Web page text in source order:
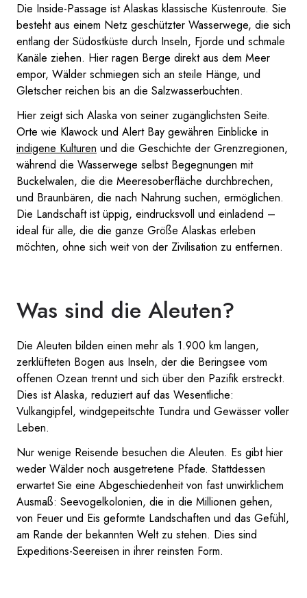
Die Inside-Passage ist Alaskas klassische Küstenroute. Sie
besteht aus einem Netz geschützter Wasserwege, die sich
entlang der Südostküste durch Inseln, Fjorde und schmale
Kanäle ziehen. Hier ragen Berge direkt aus dem Meer
empor, Wälder schmiegen sich an steile Hänge, und
Gletscher reichen bis an die Salzwasserbuchten.
Hier zeigt sich Alaska von seiner zugänglichsten Seite.
Orte wie Klawock und Alert Bay gewähren Einblicke in
indigene Kulturen und die Geschichte der Grenzregionen,
während die Wasserwege selbst Begegnungen mit
Buckelwalen, die die Meeresoberfläche durchbrechen,
und Braunbären, die nach Nahrung suchen, ermöglichen.
Die Landschaft ist üppig, eindrucksvoll und einladend –
ideal für alle, die die ganze Größe Alaskas erleben
möchten, ohne sich weit von der Zivilisation zu entfernen.
Was sind die Aleuten?
Die Aleuten bilden einen mehr als 1.900 km langen,
zerklüfteten Bogen aus Inseln, der die Beringsee vom
offenen Ozean trennt und sich über den Pazifik erstreckt.
Dies ist Alaska, reduziert auf das Wesentliche:
Vulkangipfel, windgepeitschte Tundra und Gewässer voller
Leben.
Nur wenige Reisende besuchen die Aleuten. Es gibt hier
weder Wälder noch ausgetretene Pfade. Stattdessen
erwartet Sie eine Abgeschiedenheit von fast unwirklichem
Ausmaß: Seevogelkolonien, die in die Millionen gehen,
von Feuer und Eis geformte Landschaften und das Gefühl,
am Rande der bekannten Welt zu stehen. Dies sind
Expeditions-Seereisen in ihrer reinsten Form.